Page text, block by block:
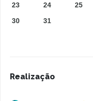
23
24 25
30
31
Realização